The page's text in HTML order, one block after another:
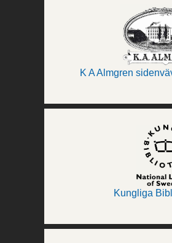
K A Almgren
Kungliga